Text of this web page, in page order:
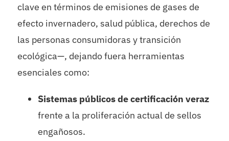
clave en términos de emisiones de gases de
efecto invernadero, salud pública, derechos de
las personas consumidoras y transición
ecológica—, dejando fuera herramientas
esenciales como:
Sistemas públicos de certificación veraz
frente a la proliferación actual de sellos
engañosos.